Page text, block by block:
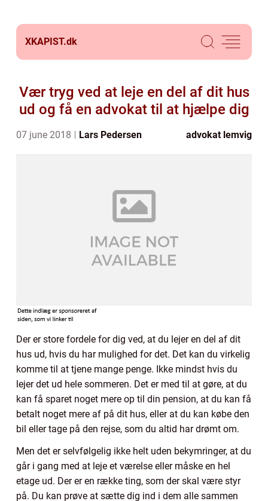
XKAPIST.dk
Vær tryg ved at leje en del af dit hus
ud og få en advokat til at hjælpe dig
07 june 2018 Lars Pedersen advokat lemvig
Der er store fordele for dig ved, at du lejer en del af dit
hus ud, hvis du har mulighed for det. Det kan du virkelig
komme til at tjene mange penge. Ikke mindst hvis du
lejer det ud hele sommeren. Det er med til at gøre, at du
kan få sparet noget mere op til din pension, at du kan få
betalt noget mere af på dit hus, eller at du kan købe den
bil eller tage på den rejse, som du altid har drømt om.
Men det er selvfølgelig ikke helt uden bekymringer, at du
går i gang med at leje et værelse eller måske en hel
etage ud. Der er en række ting, som der skal være styr
på. Du kan prøve at sætte dig ind i dem alle sammen